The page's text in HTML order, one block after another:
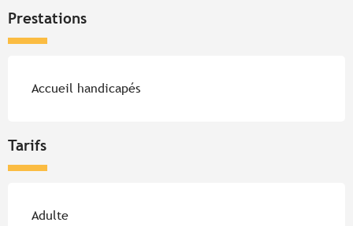
Prestations
Accueil handicapés
Tarifs
Tarifs 2026
Adulte